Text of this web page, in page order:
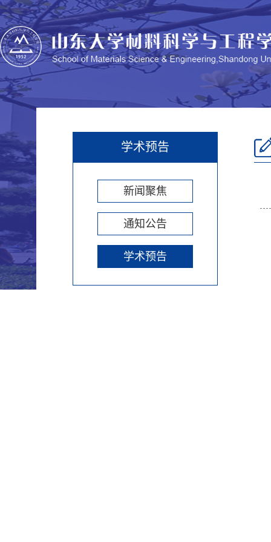
学术预告
新闻聚焦
通知公告
学术预告